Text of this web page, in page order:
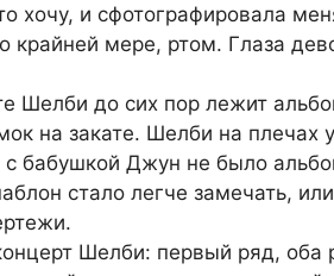
хочу, и сфотографировала
крайней мере, ртом. Глаза
Шелби до сих пор лежит
на закате. Шелби на плечах
бабушкой Джун не было
стало легче замечать,
Шелби: первый ряд, оба